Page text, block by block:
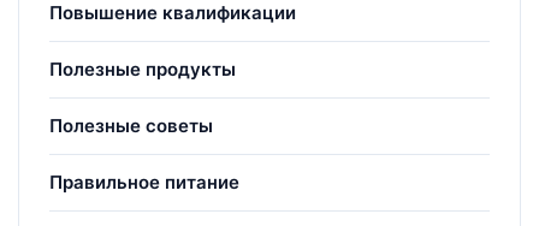
Повышение квалификации
Полезные продукты
Полезные советы
Правильное питание